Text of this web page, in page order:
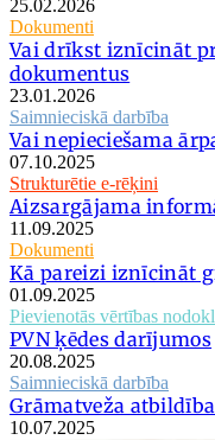
25.02.2026
Dokumenti
Vai drīkst iznīcināt
dokumentus
23.01.2026
Saimnieciskā darbība
Vai nepieciešama
07.10.2025
Strukturētie e-rēķini
Aizsargājama
11.09.2025
Dokumenti
Kā pareizi iznīcināt
01.09.2025
Pievienotās vērtības
PVN ķēdes darījumos
20.08.2025
Saimnieciskā darbība
Grāmatveža
10.07.2025